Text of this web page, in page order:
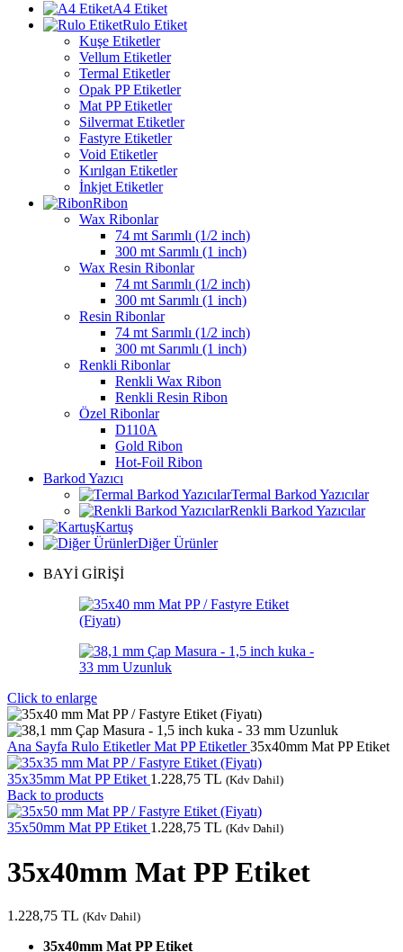
A4 Etiket
Rulo Etiket
Kuşe Etiketler
Vellum Etiketler
Termal Etiketler
Opak PP Etiketler
Mat PP Etiketler
Silvermat Etiketler
Fastyre Etiketler
Void Etiketler
Kırılgan Etiketler
İnkjet Etiketler
Ribon
Wax Ribonlar
74 mt Sarımlı (1/2 inch)
300 mt Sarımlı (1 inch)
Wax Resin Ribonlar
74 mt Sarımlı (1/2 inch)
300 mt Sarımlı (1 inch)
Resin Ribonlar
74 mt Sarımlı (1/2 inch)
300 mt Sarımlı (1 inch)
Renkli Ribonlar
Renkli Wax Ribon
Renkli Resin Ribon
Özel Ribonlar
D110A
Gold Ribon
Hot-Foil Ribon
Barkod Yazıcı
Termal Barkod Yazıcılar
Renkli Barkod Yazıcılar
Kartuş
Diğer Ürünler
BAYİ GİRİŞİ
Click to enlarge
Ana Sayfa Rulo EtiketlerMat PP Etiketler35x40mm Mat PP Etiket
35x35mm Mat PP Etiket 1.228,75 TL (Kdv Dahil)
Back to products
35x50mm Mat PP Etiket 1.228,75 TL (Kdv Dahil)
35x40mm Mat PP Etiket
1.228,75 TL (Kdv Dahil)
35x40mm Mat PP Etiket